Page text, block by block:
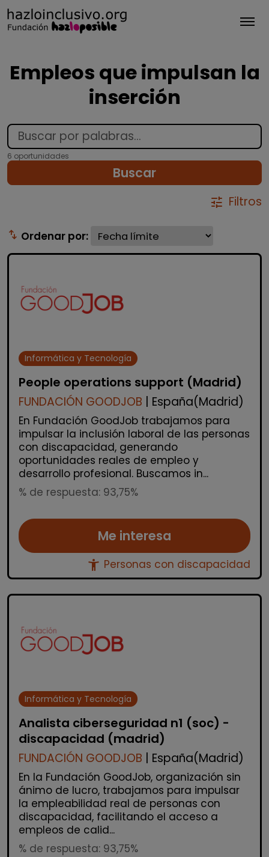
Empleos que impulsan la
inserción
6 oportunidades
Buscar
tune Filtros
swap_vert Ordenar por:
Informática y Tecnología
People operations support (Madrid)
FUNDACIÓN GOODJOB | España(Madrid)
En Fundación GoodJob trabajamos para
impulsar la inclusión laboral de las personas
con discapacidad, generando
oportunidades reales de empleo y
desarrollo profesional. Buscamos in...
% de respuesta: 93,75%
Me interesa
accessibility_new Personas con discapacidad
Informática y Tecnología
Analista ciberseguridad n1 (soc) -
discapacidad (madrid)
FUNDACIÓN GOODJOB | España(Madrid)
En la Fundación GoodJob, organización sin
ánimo de lucro, trabajamos para impulsar
la empleabilidad real de personas con
discapacidad, facilitando el acceso a
empleos de calid...
% de respuesta: 93,75%